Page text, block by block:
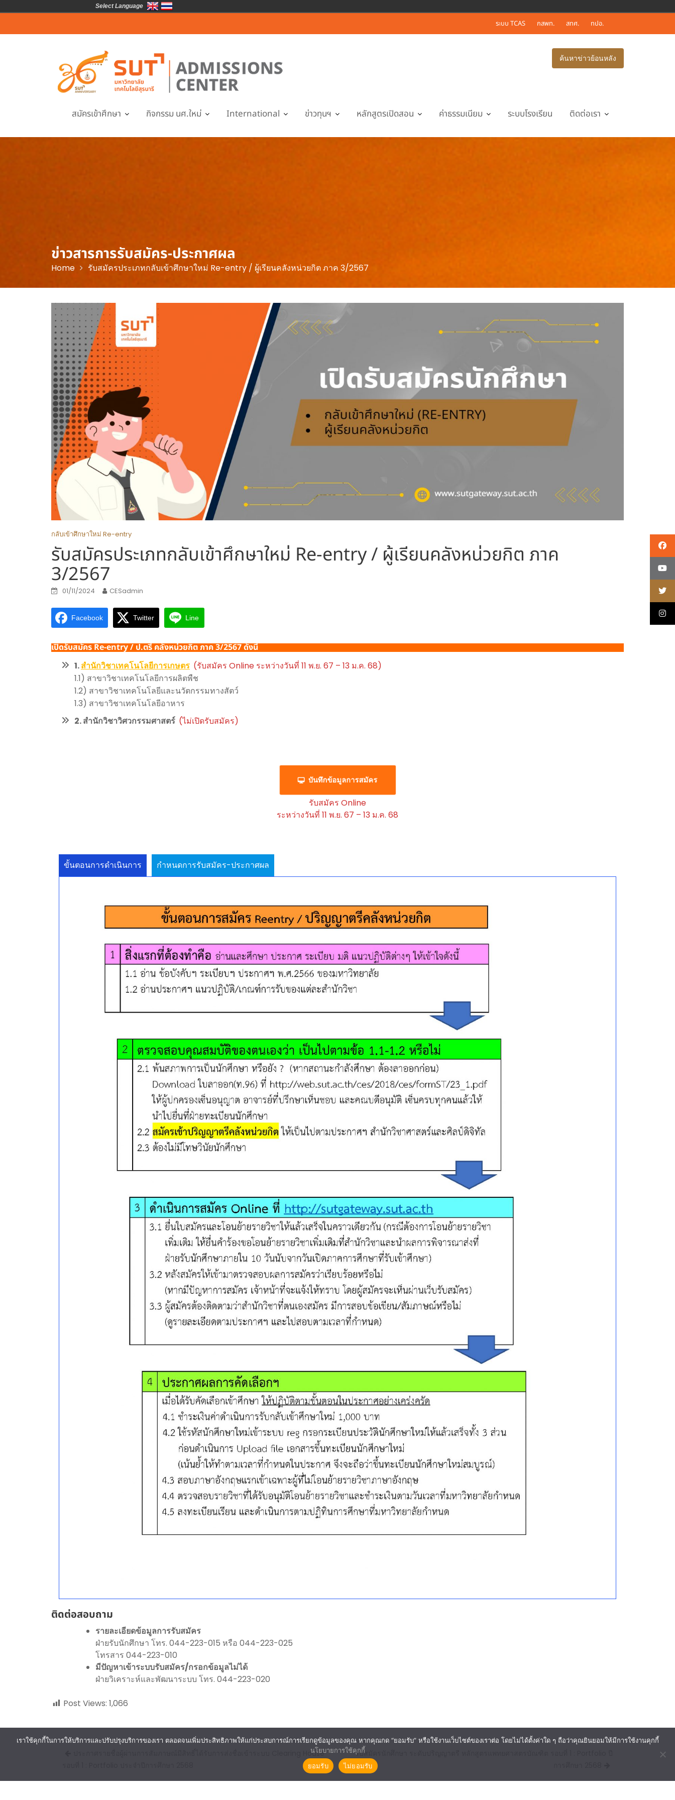
ระบบ TCAS กสพท. สทศ. ทปอ.
ค้นหาข่าวย้อนหลัง
สมัครเข้าศึกษา กิจกรรม นศ.ใหม่ International ข่าวทุนฯ หลักสูตรเปิดสอน ค่าธรรมเนียม ระบบโรงเรียน ติดต่อเรา
ข่าวสารการรับสมัคร-ประกาศผล
Home รับสมัครประเภทกลับเข้าศึกษาใหม่ Re-entry / ผู้เรียนคลังหน่วยกิต ภาค 3/2567
กลับเข้าศึกษาใหม่ Re-entry
รับสมัครประเภทกลับเข้าศึกษาใหม่ Re-entry / ผู้เรียนคลังหน่วยกิต ภาค
3/2567
01/11/2024 CESadmin
Facebook Twitter Line
เปิดรับสมัคร Re-entry / ป.ตรี คลังหน่วยกิต ภาค 3/2567ดังนี้
1.สำนักวิชาเทคโนโลยีการเกษตร (รับสมัคร Online ระหว่างวันที่ 11 พ.ย. 67 – 13 ม.ค. 68)
1.1) สาขาวิชาเทคโนโลยีการผลิตพืช
1.2) สาขาวิชาเทคโนโลยีและนวัตกรรมทางสัตว์
1.3) สาขาวิชาเทคโนโลยีอาหาร
2. สำนักวิชาวิศวกรรมศาสตร์ (ไม่เปิดรับสมัคร)
บันทึกข้อมูลการสมัคร
รับสมัคร Online
ระหว่างวันที่ 11 พ.ย. 67 – 13 ม.ค. 68
ขั้นตอนการดำเนินการ กำหนดการรับสมัคร-ประกาศผล
ติดต่อสอบถาม
รายละเอียดข้อมูลการรับสมัคร
ฝ่ายรับนักศึกษา โทร. 044-223-015 หรือ 044-223-025
โทรสาร 044-223-010
มีปัญหาเข้าระบบรับสมัคร/กรอกข้อมูลไม่ได้
ฝ่ายวิเคราะห์และพัฒนาระบบ โทร. 044-223-020
Post Views: 1,066
Postประกาศรายชื่อผู้ผ่านการสัมภาษณ์มีสิทธิ์ได้รับการส่งชื่อเข้าระบบ Clearing House
รับสมัครนักศึกษา ระดับปริญญาตรี หลักสูตรแพทยศาสตรบัณฑิต รอบที่ 1 : Portfolio ปี
Select Language
เราใช้คุกกี้ในการให้บริการและปรับปรุงบริการของเรา ตลอดจนเพิ่มประสิทธิภาพให้แก่ประสบการณ์การเรียกดูข้อมูลของคุณ หากคุณกด “ยอมรับ” หรือใช้งานเว็บไซต์ของเราต่อ โดยไม่ได้ตั้งค่าใด ๆ ถือว่าคุณยินยอมให้มีการใช้งานคุกกี้
นโยบายการใช้คุกกี้
ยอมรับ
ไม่ยอมรับ